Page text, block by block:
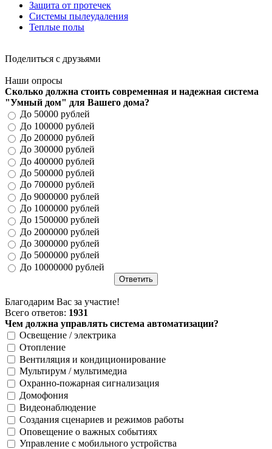
Защита от протечек
Системы пылеудаления
Теплые полы
Поделиться с друзьями
Наши опросы
Сколько должна стоить современная и надежная система
"Умный дом" для Вашего дома?
До 50000 рублей
До 100000 рублей
До 200000 рублей
До 300000 рублей
До 400000 рублей
До 500000 рублей
До 700000 рублей
До 9000000 рублей
До 1000000 рублей
До 1500000 рублей
До 2000000 рублей
До 3000000 рублей
До 5000000 рублей
До 10000000 рублей
Благодарим Вас за участие!
Всего ответов: 1931
Чем должна управлять система автоматизации?
Освещение / электрика
Отопление
Вентиляция и кондиционирование
Мультирум / мультимедиа
Охранно-пожарная сигнализация
Домофония
Видеонаблюдение
Создания сценариев и режимов работы
Оповещение о важных событиях
Управление с мобильного устройства